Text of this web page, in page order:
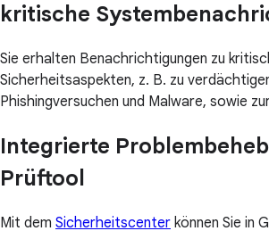
kritische
Sie erhalten Benachrichtigungen zu
Sicherheitsaspekten, z. B. zu
Phishingversuchen und Malware, sowie
Integrierte
Prüftool
Mit dem Sicherheitscenter können Sie in